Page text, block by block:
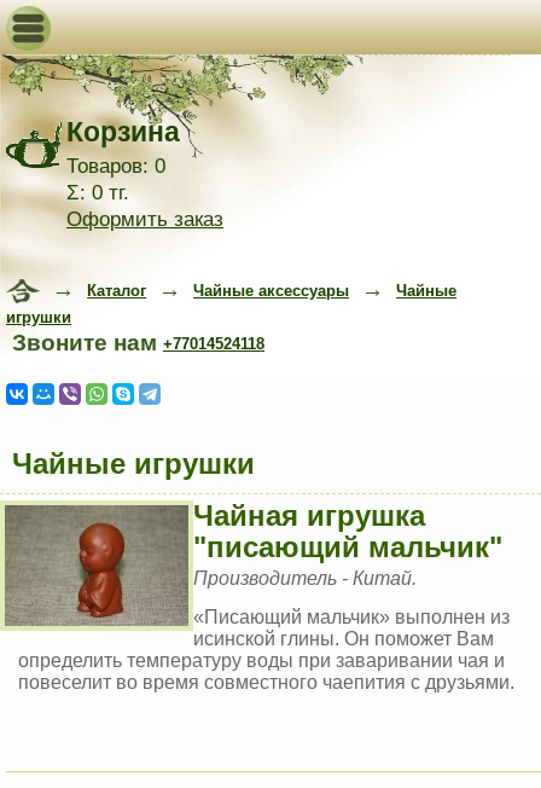
Корзина
Товаров: 0
Σ: 0 тг.
Оформить заказ
→Каталог →Чайные аксессуары →Чайные
игрушки
Звоните нам +77014524118
Чайные игрушки
Чайная игрушка
"писающий мальчик"
Производитель - Китай.
«Писающий мальчик» выполнен из
исинской глины. Он поможет Вам
определить температуру воды при заваривании чая и
повеселит во время совместного чаепития с друзьями.